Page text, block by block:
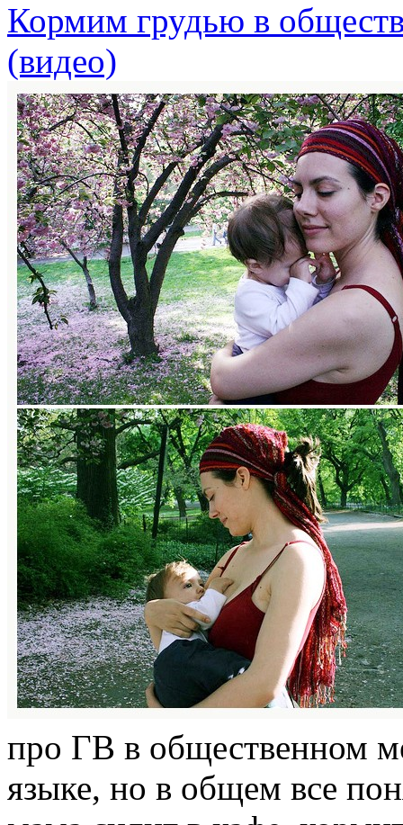
Кормим грудью в
(видео)
про ГВ в общественном
языке, но в общем все